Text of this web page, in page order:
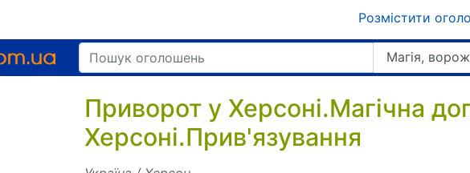
Розмістити
Магія,
Приворот у Херсоні.Магічна
Херсоні.Прив'язування